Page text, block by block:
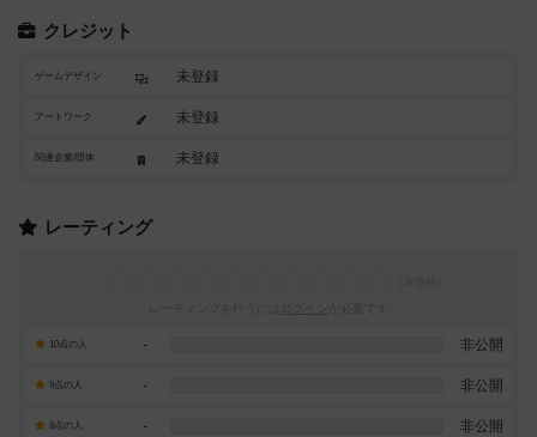
クレジット
ゲームデザイン 未登録
アートワーク 未登録
関連企業/団体 未登録
レーティング
10点の人 - 非公開
9点の人 - 非公開
8点の人 - 非公開